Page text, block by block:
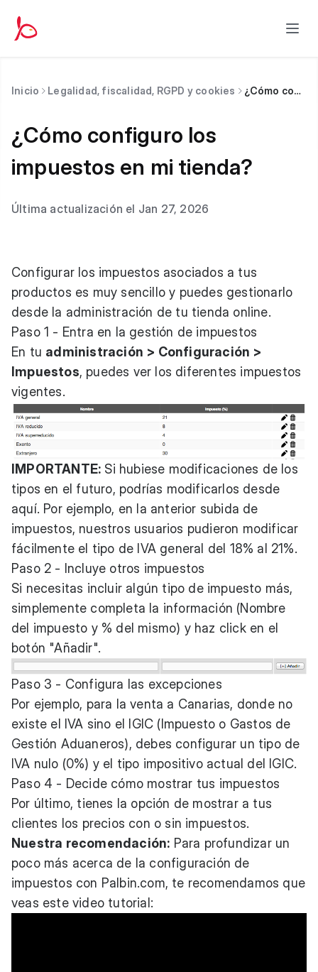
Inicio Legalidad, fiscalidad, RGPD y cookies ¿Cómo configuro los impuestos en mi tienda?
¿Cómo configuro los
impuestos en mi tienda?
Última actualización el Jan 27, 2026
Configurar los impuestos asociados a tus
productos es muy sencillo y puedes gestionarlo
desde la administración de tu tienda online.
Paso 1 - Entra en la gestión de impuestos
En tu administración > Configuración >
Impuestos, puedes ver los diferentes impuestos
vigentes.
IMPORTANTE: Si hubiese modificaciones de los
tipos en el futuro, podrías modificarlos desde
aquí. Por ejemplo, en la anterior subida de
impuestos, nuestros usuarios pudieron modificar
fácilmente el tipo de IVA general del 18% al 21%.
Paso 2 - Incluye otros impuestos
Si necesitas incluir algún tipo de impuesto más,
simplemente completa la información (Nombre
del impuesto y % del mismo) y haz click en el
botón "Añadir".
Paso 3 - Configura las excepciones
Por ejemplo, para la venta a Canarias, donde no
existe el IVA sino el IGIC (Impuesto o Gastos de
Gestión Aduaneros), debes configurar un tipo de
IVA nulo (0%) y el tipo impositivo actual del IGIC.
Paso 4 - Decide cómo mostrar tus impuestos
Por último, tienes la opción de mostrar a tus
clientes los precios con o sin impuestos.
Nuestra recomendación: Para profundizar un
poco más acerca de la configuración de
impuestos con Palbin.com, te recomendamos que
veas este video tutorial: